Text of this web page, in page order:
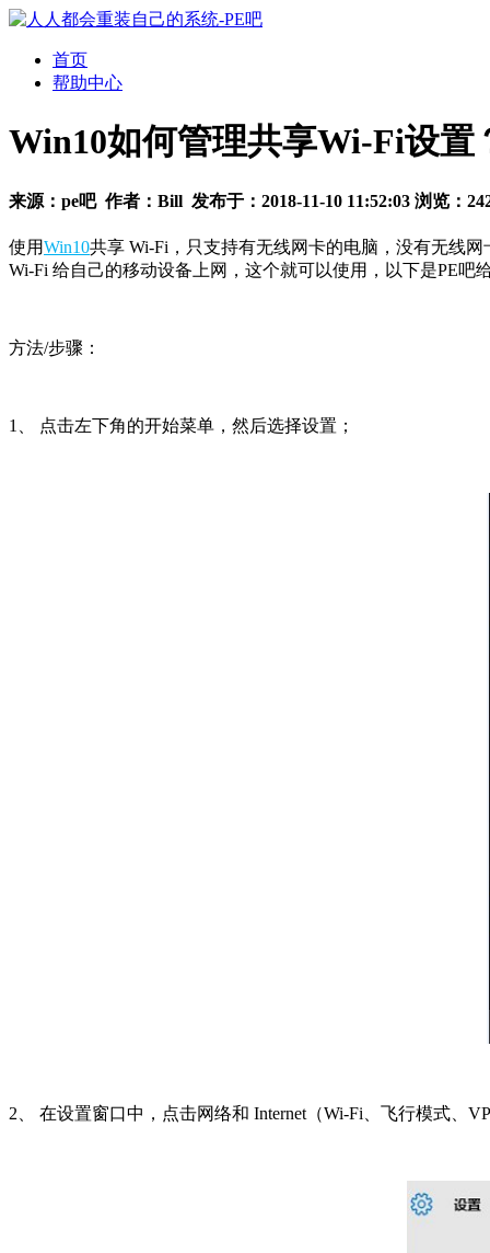
首页
帮助中心
Win10如何管理共享Wi-Fi设置
来源： pe吧作者： Bill 发布于： 2018-11-10 11:52:03 浏览：
使用Win10共享 Wi-Fi，只支持有无线网卡的电脑，没有无线
Wi-Fi 给自己的移动设备上网，这个就可以使用，以下是PE吧
方法/步骤：
1、 点击左下角的开始菜单，然后选择设置；
2、 在设置窗口中，点击网络和 Internet（Wi-Fi、飞行模式、